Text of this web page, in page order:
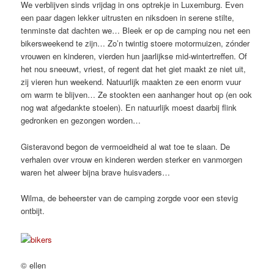
We verblijven sinds vrijdag in ons optrekje in Luxemburg. Even
een paar dagen lekker uitrusten en niksdoen in serene stilte,
tenminste dat dachten we… Bleek er op de camping nou net een
bikersweekend te zijn… Zo’n twintig stoere motormuizen, zónder
vrouwen en kinderen, vierden hun jaarlijkse mid-wintertreffen. Of
het nou sneeuwt, vriest, of regent dat het giet maakt ze niet uit,
zij vieren hun weekend. Natuurlijk maakten ze een enorm vuur
om warm te blijven… Ze stookten een aanhanger hout op (en ook
nog wat afgedankte stoelen). En natuurlijk moest daarbij flink
gedronken en gezongen worden…
Gisteravond begon de vermoeidheid al wat toe te slaan. De
verhalen over vrouw en kinderen werden sterker en vanmorgen
waren het alweer bijna brave huisvaders…
Wilma, de beheerster van de camping zorgde voor een stevig
ontbijt.
© ellen